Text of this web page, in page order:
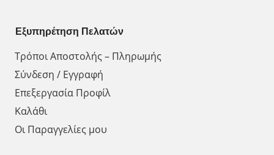
Εξυπηρέτηση Πελατών
Τρόποι Αποστολής – Πληρωμής
Σύνδεση / Εγγραφή
Επεξεργασία Προφίλ
Καλάθι
Οι Παραγγελίες μου